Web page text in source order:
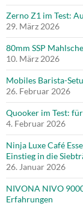
Zerno Z1 im Test:
29. März 2026
80mm SSP
10. März 2026
Mobiles Barista-
26. Februar 2026
Quooker im Test:
4. Februar 2026
Ninja Luxe Café
Einstieg in die
26. Januar 2026
NIVONA NIVO
Erfahrungen